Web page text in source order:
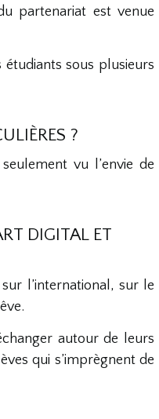
partenariat est venue
étudiants sous plusieurs
?
vu l’envie de
DIGITAL ET
l’international, sur le
autour de leurs
qui s’imprègnent de